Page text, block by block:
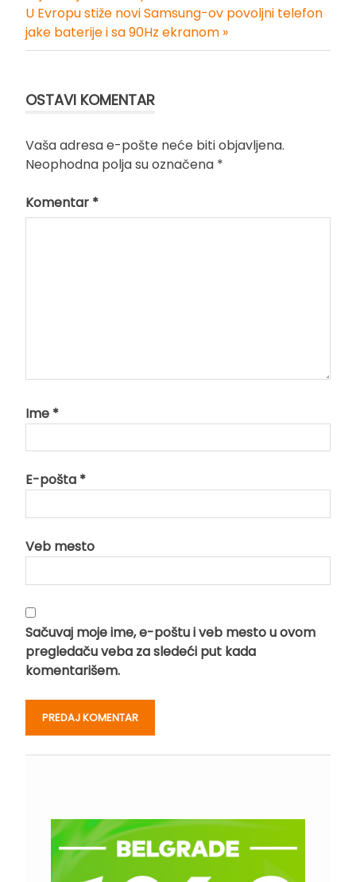
Kretanje
članka
U Evropu stiže novi Samsung-ov povoljni telefon
jake baterije i sa 90Hz ekranom »
OSTAVI KOMENTAR
Vaša adresa e-pošte neće biti objavljena.
Neophodna polja su označena *
Komentar *
Ime *
E-pošta *
Veb mesto
Sačuvaj moje ime, e-poštu i veb mesto u ovom
pregledaču veba za sledeći put kada
komentarišem.